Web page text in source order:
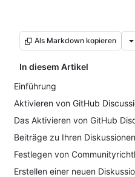
Als Markdown kopieren
In diesem Artikel
Einführung
Aktivieren von GitHub
Das Aktivieren von GitHub
Beiträge zu Ihren
Festlegen von
Erstellen einer neuen